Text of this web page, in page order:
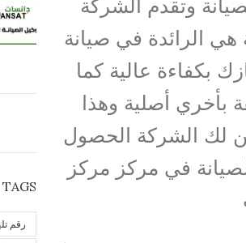
هي الرائدة في صيانة
بكفاءة عالية كما
بأخري أصلية وهذا
لك الشركة الحصول
في مركز مركز
TAGS
رقم